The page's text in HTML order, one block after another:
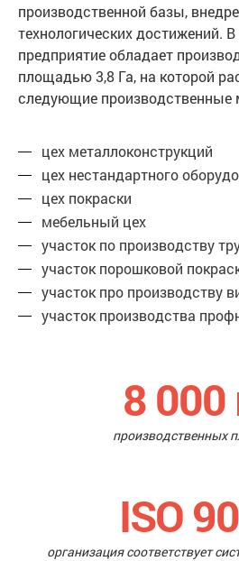
производственной базы,
технологических достижений.
предприятие обладает
площадью 3,8 Га, на которой
следующие производственные
цех металлоконструкций
цех нестандартного
цех покраски
мебельный цех
участок по производству
участок порошковой
участок про производству
участок производства
8 000
производственных
ISO
организация соответствует